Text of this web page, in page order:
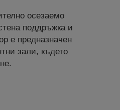
осезаемо
поддръжка и
е предназначен
зали, където